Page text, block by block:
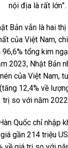
nội địa là rất lớn”.
Bản vẫn là hai
của Việt Nam,
tổng kim
2023, Nhật Bản
của Việt Nam,
12,4% về
trị so với năm
Quốc chỉ nhập
gần 214 triệu